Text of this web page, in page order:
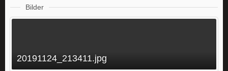
Bilder
20191124_213411.jpg